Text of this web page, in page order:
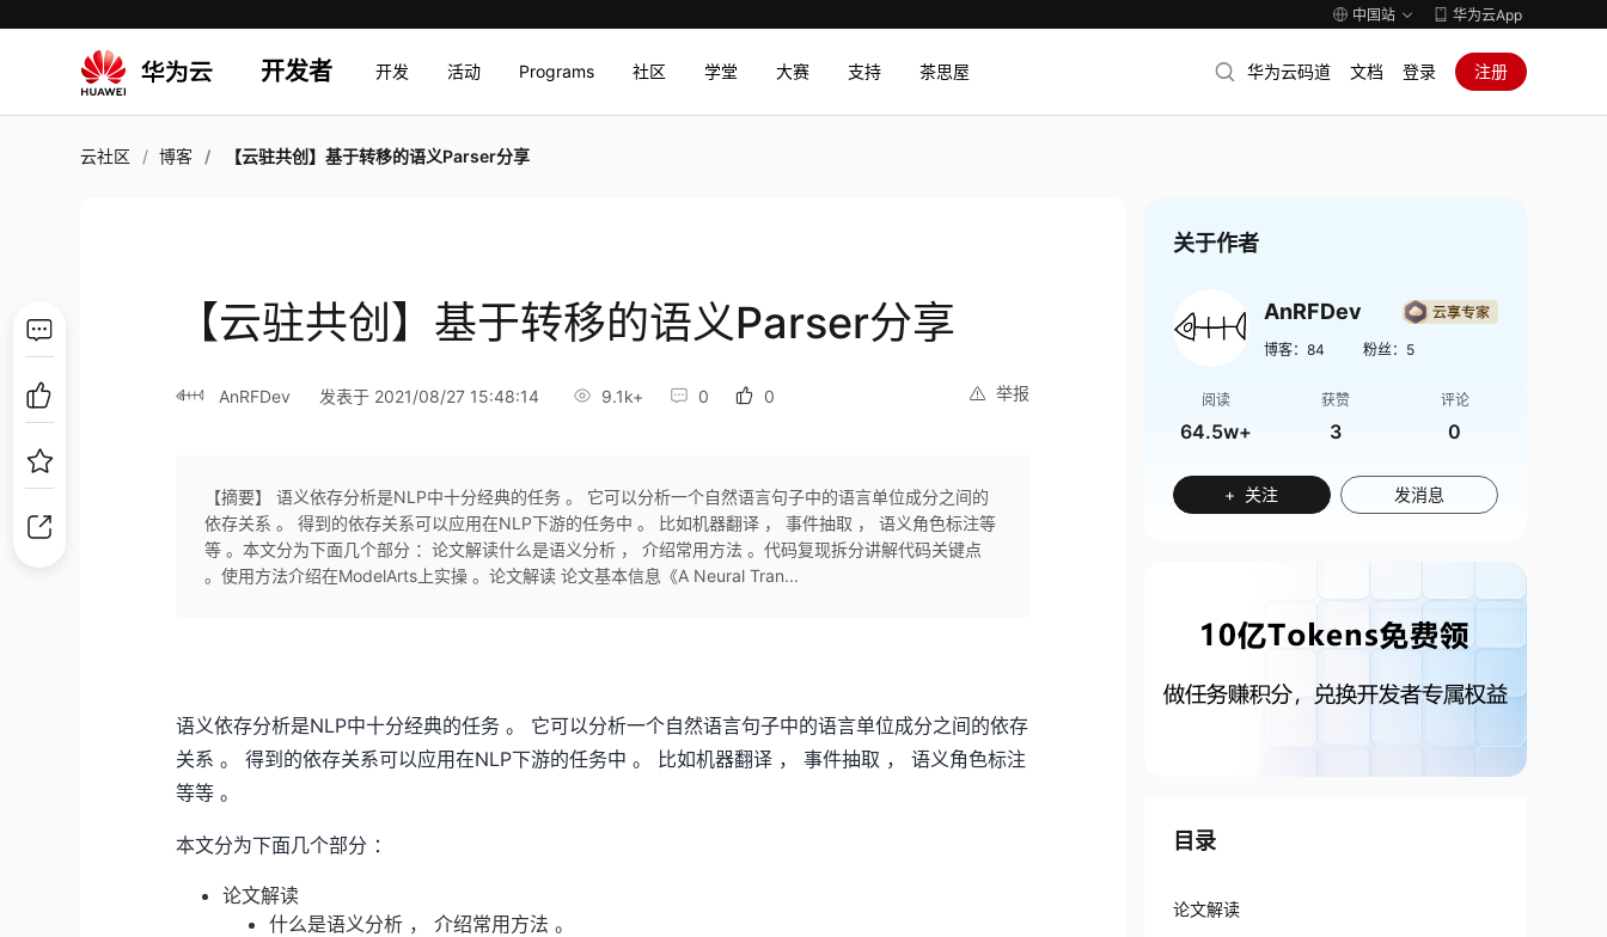
中国站 华为云App
开发者 开发 活动 Programs 社区 学堂 大赛 支持 茶思屋 华为云码道 文档 登录 注册
云社区 博客 【云驻共创】基于转移的语义Parser分享
【云驻共创】基于转移的语义Parser分享
举报
AnRFDev 发表于 2021/08/27 15:48:14 9.1k+ 0 0
【摘要】 语义依存分析是NLP中十分经典的任务 。 它可以分析一个自然语言句子中的语言单位成分之间的
依存关系 。 得到的依存关系可以应用在NLP下游的任务中 。 比如机器翻译 ， 事件抽取 ， 语义角色标注等
等 。本文分为下面几个部分 ：论文解读什么是语义分析 ， 介绍常用方法 。代码复现拆分讲解代码关键点
。使用方法介绍在ModelArts上实操 。论文解读 论文基本信息《A Neural Tran...
语义依存分析是NLP中十分经典的任务 。 它可以分析一个自然语言句子中的语言单位成分之间的依存
关系 。 得到的依存关系可以应用在NLP下游的任务中 。 比如机器翻译 ， 事件抽取 ， 语义角色标注
等等 。
本文分为下面几个部分 ：
论文解读
什么是语义分析 ， 介绍常用方法 。
关于作者
AnRFDev
博客： 84 粉丝： 5
阅读
64.5w+
获赞
3
评论
0
+ 关注 发消息
目录
论文解读